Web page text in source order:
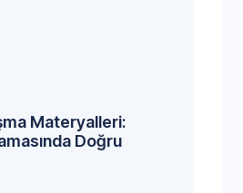
Materyalleri:
Doğru